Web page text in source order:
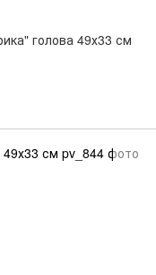
голова 49х33 см